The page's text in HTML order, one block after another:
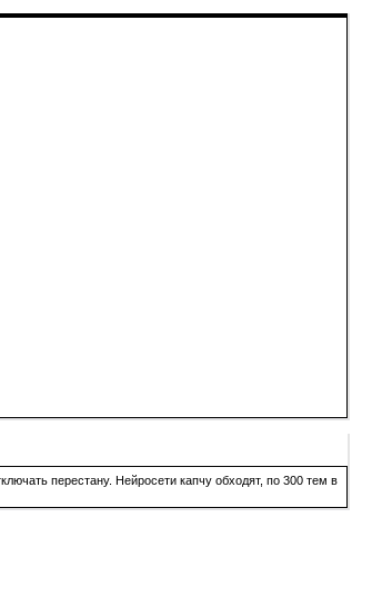
перестану. Нейросети капчу обходят, по 300 тем в